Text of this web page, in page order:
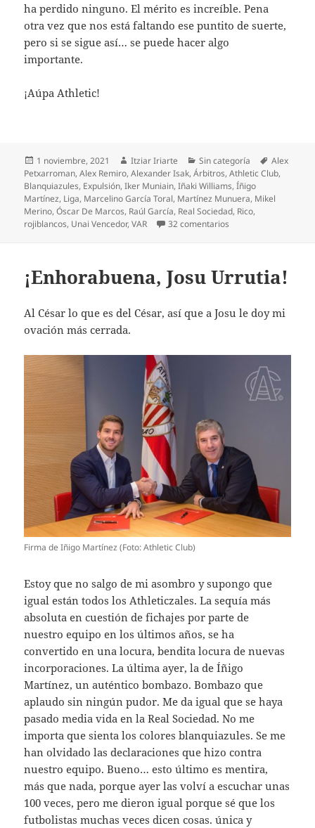
ha perdido ninguno. El mérito es increíble. Pena
otra vez que nos está faltando ese puntito de suerte,
pero si se sigue así… se puede hacer algo
importante.
¡Aúpa Athletic!
Publicado
el
1 noviembre, 2021 Autor
Itziar Iriarte Categorías
Sin categoría Etiquetas
Alex
Petxarroman,Alex Remiro,Alexander Isak,Árbitros,Athletic Club,
Blanquiazules, Expulsión,Iker Muniain,Iñaki Williams,Íñigo
Martínez, Liga, Marcelino García Toral, Martínez Munuera, Mikel
Merino,Óscar De Marcos, Raúl García, Real Sociedad, Rico,
rojiblancos, Unai Vencedor,VAR 32 comentarios
¡Enhorabuena, Josu Urrutia!
Al César lo que es del César, así que a Josu le doy mi
ovación más cerrada.
Firma de Iñigo Martínez (Foto: Athletic Club)
Estoy que no salgo de mi asombro y supongo que
igual están todos los Athleticzales. La sequía más
absoluta en cuestión de fichajes por parte de
nuestro equipo en los últimos años, se ha
convertido en una locura, bendita locura de nuevas
incorporaciones. La última ayer, la de Íñigo
Martínez, un auténtico bombazo. Bombazo que
aplaudo sin ningún pudor. Me da igual que se haya
pasado media vida en la Real Sociedad. No me
importa que sienta los colores blanquiazules. Se me
han olvidado las declaraciones que hizo contra
nuestro equipo. Bueno… esto último es mentira,
más que nada, porque ayer las volví a escuchar unas
100 veces, pero me dieron igual porque sé que los
futbolistas muchas veces dicen cosas. única y